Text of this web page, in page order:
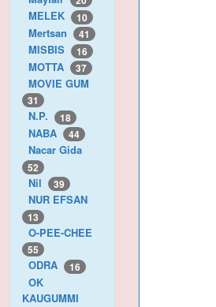
MELEK 10
Mertsan 41
MISBIS 16
MOTTA 37
MOVIE GUM
31
N.P. 18
NABA 44
Nacar Gida
52
Nil 39
NUR EFSAN
13
O-PEE-CHEE
55
ODRA 16
OK
KAUGUMMI